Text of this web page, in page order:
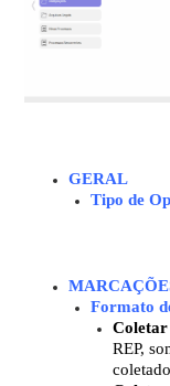
GERAL
Tipo de
Formato
Coletar
REP,